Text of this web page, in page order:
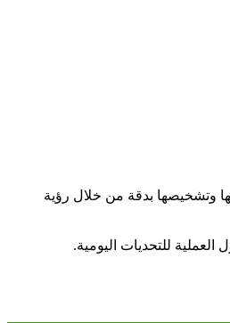
وتشخيصها بدقة من خلال رؤية
للتحديات اليومية.